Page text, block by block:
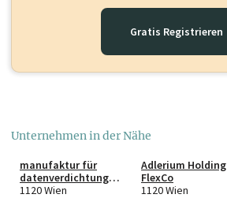
Gratis Registrieren
Unternehmen in der Nähe
manufaktur für
datenverdichtung
e.U.
1120 Wien
Adlerium Holding
FlexCo
1120 Wien